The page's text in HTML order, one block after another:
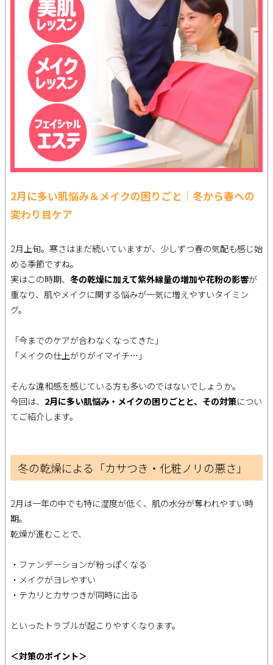
2月に多い肌悩み＆メイクの困りごと｜冬から春への
変わり目ケア
2月上旬。寒さはまだ続いていますが、少しずつ春の気配も感じ始
める季節ですね。
実はこの時期、 冬の乾燥に加えて紫外線量の増加や花粉の影響が
重なり、肌やメイクに関する悩みが一気に増えやすいタイミン
グ。
「今までのケアが合わなくなってきた」
「メイクの仕上がりがイマイチ…」
そんな違和感を感じている方も多いのではないでしょうか。
今回は、 2月に多い肌悩み・メイクの困りごとと、その対策につい
てご紹介します。
冬の乾燥による「カサつき・化粧ノリの悪さ」
2月は一年の中でも特に湿度が低く、肌の水分が奪われやすい時
期。
乾燥が進むことで、
・ファンデーションが粉っぽくなる
・メイクがヨレやすい
・テカリとカサつきが同時に出る
といったトラブルが起こりやすくなります。
＜対策のポイント＞